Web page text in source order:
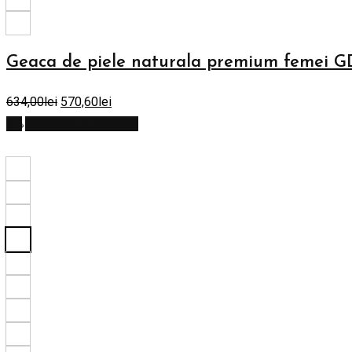
Geaca de piele naturala premium femei
634,00lei 570,60lei